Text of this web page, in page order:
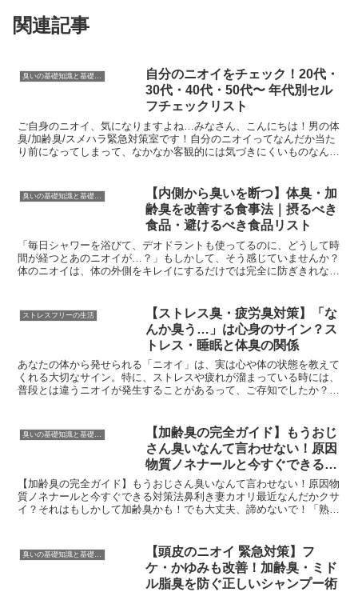
関連記事
臭いの基礎知識と基礎対策
自分のニオイをチェック！20代・
30代・40代・50代〜 年代別セル
フチェックリスト
ご自身のニオイ、気になりますよね…みなさん、こんにちは！男の体
臭/加齢臭/スメハラ緊急対策室です！自分のニオイってなんだか当た
り前になってしまって、なかなか客観的には気づきにくいものなんで
【内側から臭いを断つ】体臭・加
齢臭を改善する食事法｜摂るべき
食品・避けるべき食品リスト
「毎日シャワーを浴びて、デオドラントも使ってるのに、どうして時
間が経つとあのニオイが…？」もしかして、そう感じていませんか？
体のニオイは、体の外側をキレイにするだけでは完全に防ぎきれない
ストレスフリーの生活
【ストレス臭・疲労臭対策】「な
んか臭う…」は心身のサイン？ス
トレス・睡眠と体臭の関係
あなたの体から発せられる「ニオイ」は、実は心や体の状態を教えて
くれる大切なサイン。特に、ストレスや疲れが溜まっている時には、
普段とは違うニオイが発生することがあるって、ご存知でしたか？私
臭いの基礎知識と基礎対策
【加齢臭の完全ガイド】もうおじ
さん臭いなんて言わせない！原因
物質ノネナールと今すぐできる対
策法
【加齢臭の完全ガイド】もうおじさん臭いなんて言わせない！原因物
質ノネナールと今すぐできる対策法鼻利き妻カオリ最近なんだかクサ
イ？それはもしかして加齢臭かも！でも大丈夫、諦めないで！「熟
【頭皮のニオイ 緊急対策】フ
ケ・かゆみも改善！加齢臭・ミド
ル脂臭を防ぐ正しいシャンプー術